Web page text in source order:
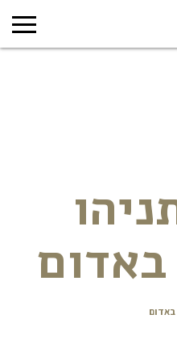
באדום